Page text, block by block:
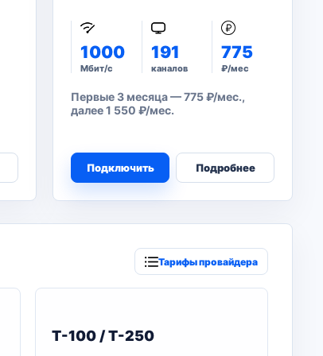
1000
Мбит/с
191
каналов
775
₽/мес
Первые 3 месяца — 775 ₽/мес.,
далее 1 550 ₽/мес.
Подключить Подробнее
Тарифы провайдера
T-100 / T-250